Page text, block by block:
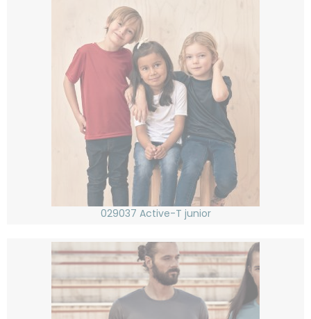
029037 Active-T junior